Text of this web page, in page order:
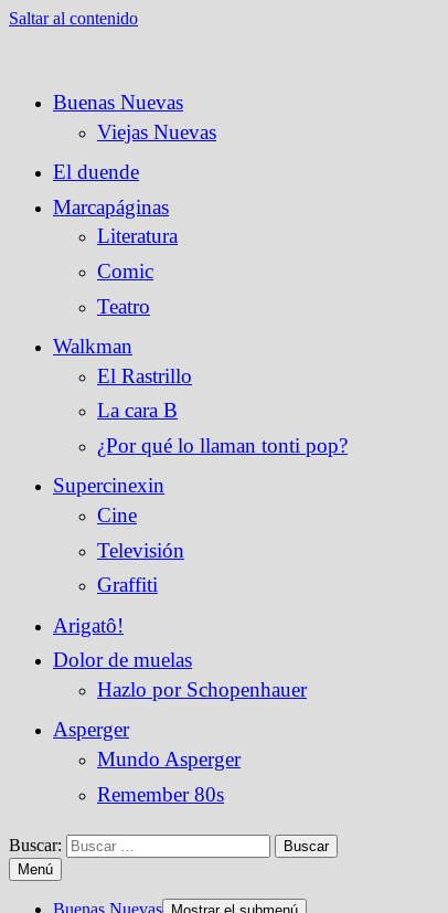
Saltar al contenido
Buenas Nuevas
Viejas Nuevas
El duende
Marcapáginas
Literatura
Comic
Teatro
Walkman
El Rastrillo
La cara B
¿Por qué lo llaman tonti pop?
Supercinexin
Cine
Televisión
Graffiti
Arigatô!
Dolor de muelas
Hazlo por Schopenhauer
Asperger
Mundo Asperger
Remember 80s
Buscar:
Menú